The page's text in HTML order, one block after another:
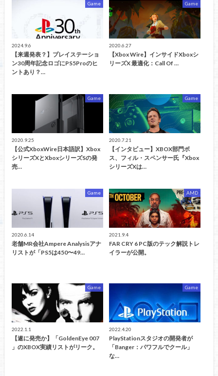
Game
2024.9.6
【来週発表？】プレイステーショ
ン30周年記念ロゴにPS5Proのヒ
ントあり？…
Game
2020.6.27
【Xbox Wire】インサイドXboxシ
リーズX 最適化：Call Of …
Game
2020.9.25
【公式XboxWire日本語訳】Xbox
シリーズXとXboxシリーズSの発
売…
Game
2020.7.21
【インタビュー】XBOX部門ボ
ス、フィル・スペンサー氏『Xbox
シリーズXは…
Game
2020.6.14
老舗MR会社Ampere Analysisアナ
リストが「PS5は450〜49…
AMD
2021.9.4
FAR CRY 6 PC版のテック解説トレ
イラーが公開。
Game
2022.1.1
【遂に発売か】「GoldenEye 007
」のXBOX実績リストがリーク。
Game
2022.4.20
PlayStationスタジオの開発者が
「Banger：パワフルでクール」
な…